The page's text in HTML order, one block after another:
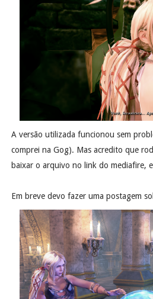
A versão utilizada funcionou sem
comprei na Gog). Mas acredito que
baixar o arquivo no link do mediafire,
Em breve devo fazer uma postagem